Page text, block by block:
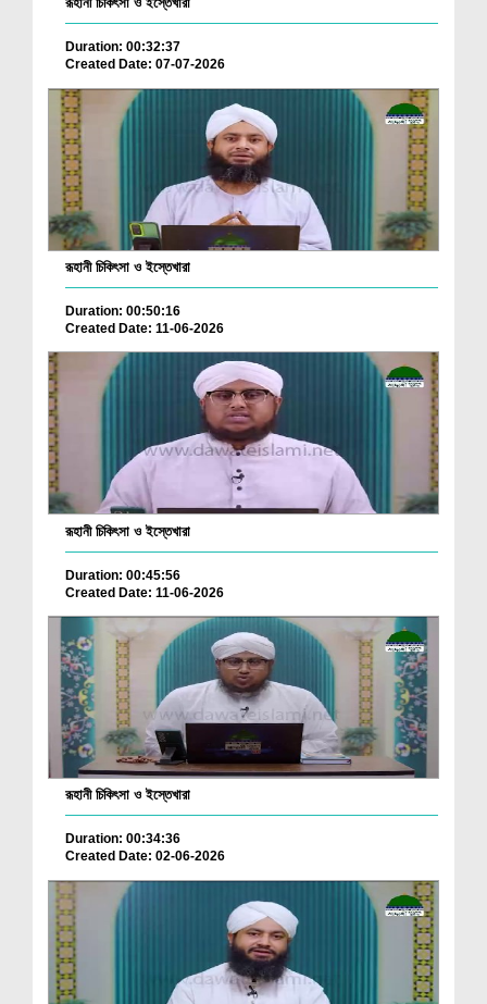
Duration: 00:32:37
Created Date: 07-07-2026
রূহানী চিকিৎসা ও ইস্তেখারা
Duration: 00:50:16
Created Date: 11-06-2026
রূহানী চিকিৎসা ও ইস্তেখারা
Duration: 00:45:56
Created Date: 11-06-2026
রূহানী চিকিৎসা ও ইস্তেখারা
Duration: 00:34:36
Created Date: 02-06-2026